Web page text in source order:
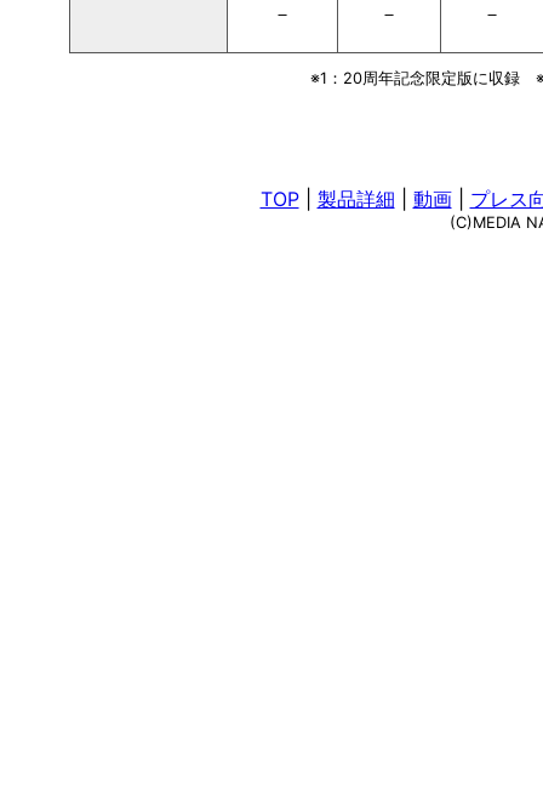
－ － －
※1：20周年記念限定版に収録
TOP| 製品詳細 動画| プレス
(C)MEDIA